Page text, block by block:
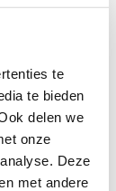
te
te bieden
delen we
onze
Deze
met andere
De
en
op de